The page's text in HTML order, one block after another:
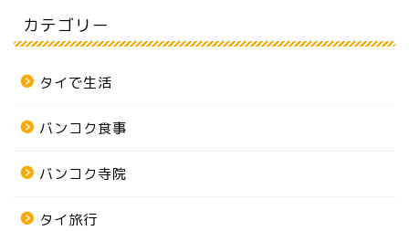
カテゴリー
タイで生活
バンコク食事
バンコク寺院
タイ旅行